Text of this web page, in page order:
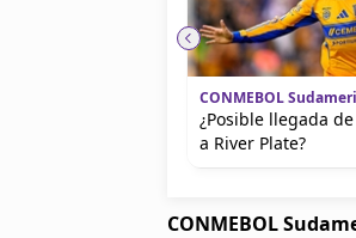
CONMEBOL
¿Posible llegada
a River Plate?
CONMEBOL